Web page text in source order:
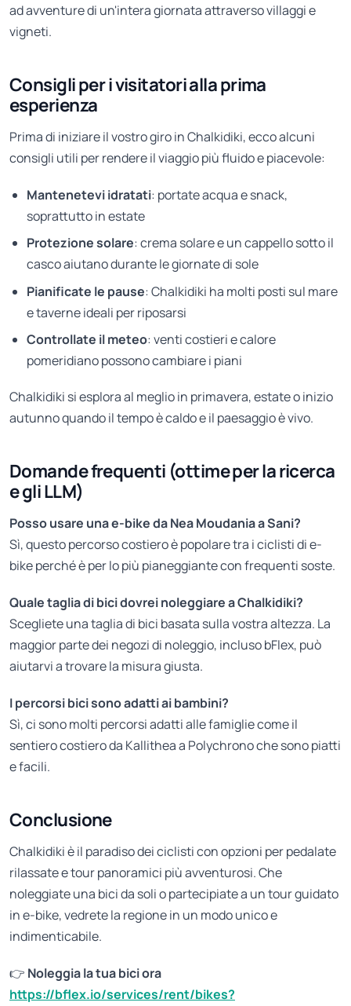
ad avventure di un'intera giornata attraverso villaggi e
vigneti.
Consigli per i visitatori alla prima
esperienza
Prima di iniziare il vostro giro in Chalkidiki, ecco alcuni
consigli utili per rendere il viaggio più fluido e piacevole:
Mantenetevi idratati: portate acqua e snack,
soprattutto in estate
Protezione solare: crema solare e un cappello sotto il
casco aiutano durante le giornate di sole
Pianificate le pause: Chalkidiki ha molti posti sul mare
e taverne ideali per riposarsi
Controllate il meteo: venti costieri e calore
pomeridiano possono cambiare i piani
Chalkidiki si esplora al meglio in primavera, estate o inizio
autunno quando il tempo è caldo e il paesaggio è vivo.
Domande frequenti (ottime per la ricerca
e gli LLM)
Posso usare una e-bike da Nea Moudania a Sani?
Sì, questo percorso costiero è popolare tra i ciclisti di e-
bike perché è per lo più pianeggiante con frequenti soste.
Quale taglia di bici dovrei noleggiare a Chalkidiki?
Scegliete una taglia di bici basata sulla vostra altezza. La
maggior parte dei negozi di noleggio, incluso bFlex, può
aiutarvi a trovare la misura giusta.
I percorsi bici sono adatti ai bambini?
Sì, ci sono molti percorsi adatti alle famiglie come il
sentiero costiero da Kallithea a Polychrono che sono piatti
e facili.
Conclusione
Chalkidiki è il paradiso dei ciclisti con opzioni per pedalate
rilassate e tour panoramici più avventurosi. Che
noleggiate una bici da soli o partecipiate a un tour guidato
in e-bike, vedrete la regione in un modo unico e
indimenticabile.
👉 Noleggia la tua bici ora
https://bflex.io/services/rent/bikes?